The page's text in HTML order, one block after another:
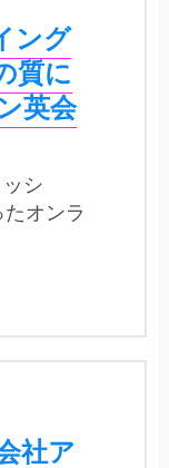
ング
質に
英会
シ
オンラ
社ア